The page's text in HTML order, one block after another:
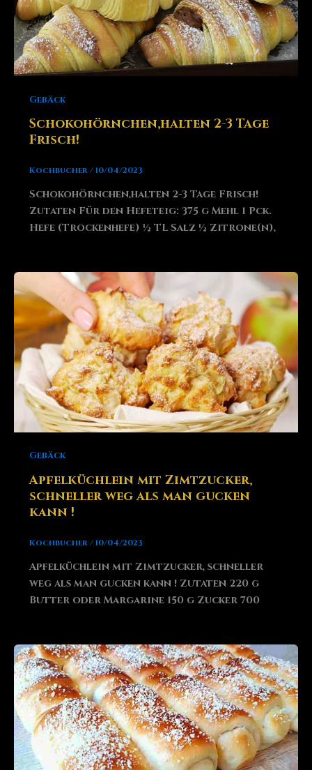
Gebäck
Schokohörnchen,halten 2-3 Tage
Frisch!
Kochbucher/10/04/2023
Schokohörnchen,halten 2-3 Tage Frisch!
Zutaten Für den Hefeteig: 375 g Mehl 1 Pck.
Hefe (Trockenhefe) ½ TL Salz ½ Zitrone(n),
Gebäck
Apfelküchlein mit Zimtzucker,
schneller weg als man gucken
kann !
Kochbucher/10/04/2023
Apfelküchlein mit Zimtzucker, schneller
weg als man gucken kann ! Zutaten 220 g
Butter oder Margarine 150 g Zucker 700